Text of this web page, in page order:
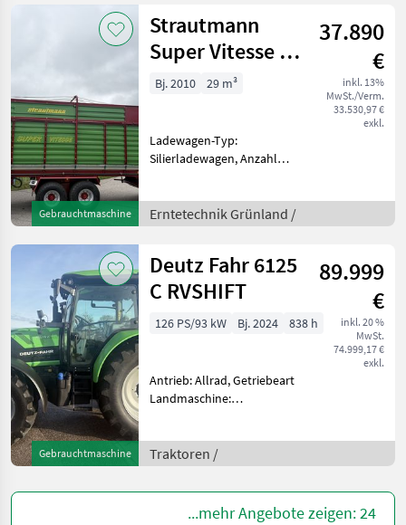
Gebrauchtmaschine
Strautmann
Super Vitesse 2
Do
37.890
€
inkl. 13%
MwSt./Verm.
33.530,97 €
exkl.
Bj. 2010 29 m³
Ladewagen-Typ:
Silierladewagen, Anzahl
Druckluftbremse,
Heckklappe, Knickdeichsel,
Querförderband,
Tandemachse,
Aufbauladewagen
Erntetechnik Grünland /
Gebrauchtmaschine
Deutz Fahr 6125
C RVSHIFT
89.999
€
inkl. 20 %
MwSt.
74.999,17 €
exkl.
126 PS/93 kW Bj. 2024 838 h
Antrieb: Allrad, Getriebeart
Landmaschine:
Zapfwellendrehzahl:
540/540E/1000,
Höchstgeschwindigkeit in
km/h: 50 km/h, Aufladung:
Traktoren /
...mehr Angebote zeigen: 24